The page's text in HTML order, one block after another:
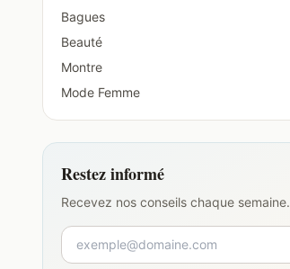
Bagues
Beauté
Montre
Mode Femme
Restez informé
Recevez nos conseils chaque semaine.